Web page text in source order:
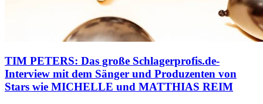
TIM PETERS: Das große Schlagerprofis.de-
Interview mit dem Sänger und Produzenten von
Stars wie MICHELLE und MATTHIAS REIM